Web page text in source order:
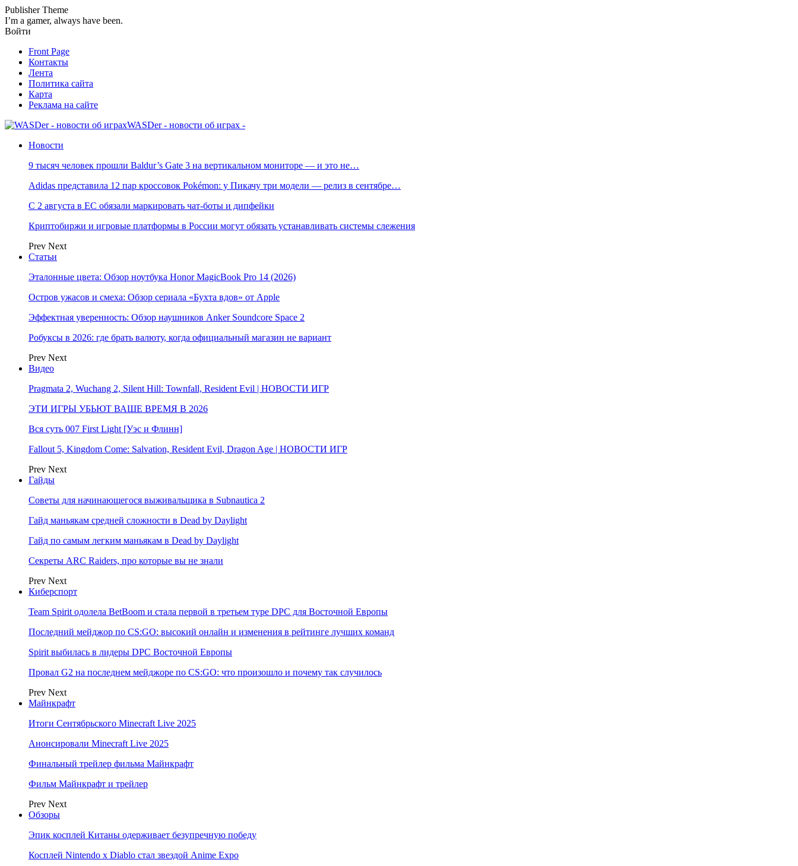
Publisher Theme
I’m a gamer, always have been.
Войти
Front Page
Контакты
Лента
Политика сайта
Карта
Реклама на сайте
WASDer - новости об играх -
Новости
9 тысяч человек прошли Baldur’s Gate 3 на вертикальном мониторе — и это не…
Adidas представила 12 пар кроссовок Pokémon: у Пикачу три модели — релиз в сентябре…
С 2 августа в ЕС обязали маркировать чат-боты и дипфейки
Криптобиржи и игровые платформы в России могут обязать устанавливать системы слежения
Prev Next
Статьи
Эталонные цвета: Обзор ноутбука Honor MagicBook Pro 14 (2026)
Остров ужасов и смеха: Обзор сериала «Бухта вдов» от Apple
Эффектная уверенность: Обзор наушников Anker Soundcore Space 2
Робуксы в 2026: где брать валюту, когда официальный магазин не вариант
Prev Next
Видео
Pragmata 2, Wuchang 2, Silent Hill: Townfall, Resident Evil | НОВОСТИ ИГР
ЭТИ ИГРЫ УБЬЮТ ВАШЕ ВРЕМЯ В 2026
Вся суть 007 First Light [Уэс и Флинн]
Fallout 5, Kingdom Come: Salvation, Resident Evil, Dragon Age | НОВОСТИ ИГР
Prev Next
Гайды
Советы для начинающегося выживальщика в Subnautica 2
Гайд маньякам средней сложности в Dead by Daylight
Гайд по самым легким маньякам в Dead by Daylight
Секреты ARC Raiders, про которые вы не знали
Prev Next
Киберспорт
Team Spirit одолела BetBoom и стала первой в третьем туре DPC для Восточной Европы
Последний мейджор по CS:GO: высокий онлайн и изменения в рейтинге лучших команд
Spirit выбилась в лидеры DPC Восточной Европы
Провал G2 на последнем мейджоре по CS:GO: что произошло и почему так случилось
Prev Next
Майнкрафт
Итоги Сентябрьского Minecraft Live 2025
Анонсировали Minecraft Live 2025
Финальный трейлер фильма Майнкрафт
Фильм Майнкрафт и трейлер
Prev Next
Обзоры
Эпик косплей Китаны одерживает безупречную победу
Косплей Nintendo x Diablo стал звездой Anime Expo